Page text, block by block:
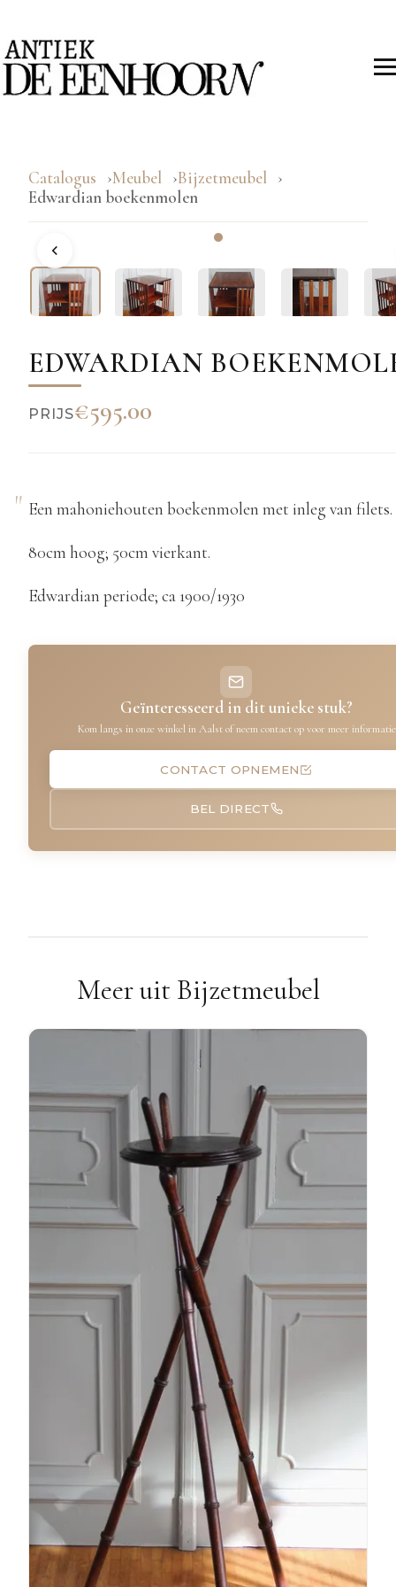
Catalogus Meubel
Bijzetmeubel
Edwardian boekenmolen
EDWARDIAN
PRIJS€595.00
Een mahoniehouten boekenmolen met inleg van filets.
80cm hoog; 50cm vierkant.
Edwardian periode; ca 1900/1930
Geïnteresseerd in dit unieke stuk?
Kom langs in onze winkel in Aalst of neem contact op voor meer informatie
CONTACT OPNEMEN
BEL DIRECT
Meer uit Bijzetmeubel